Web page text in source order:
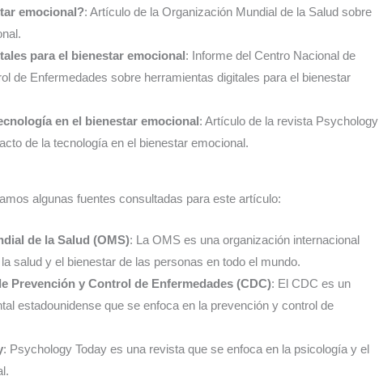
emocional?: Artículo de la Organización Mundial de la Salud sobre
para el bienestar emocional: Informe del Centro Nacional de
de Enfermedades sobre herramientas digitales para el bienestar
en el bienestar emocional: Artículo de la revista Psychology
de la tecnología en el bienestar emocional.
algunas fuentes consultadas para este artículo:
de la Salud (OMS): La OMS es una organización internacional
salud y el bienestar de las personas en todo el mundo.
Prevención y Control de Enfermedades (CDC): El CDC es un
estadounidense que se enfoca en la prevención y control de
: Psychology Today es una revista que se enfoca en la psicología y el